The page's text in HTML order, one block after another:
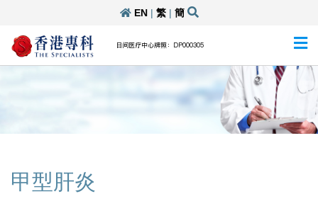
EN| 繁| 簡
日间医疗中心牌照：DP000305
甲型肝炎